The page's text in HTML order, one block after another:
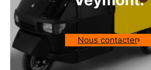
Nous contacter